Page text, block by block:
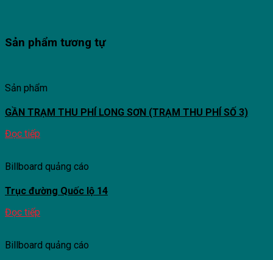
Sản phẩm tương tự
Sản phẩm
GẦN TRẠM THU PHÍ LONG SƠN (TRẠM THU PHÍ SỐ 3)
Đọc tiếp
Billboard quảng cáo
Trục đường Quốc lộ 14
Đọc tiếp
Billboard quảng cáo